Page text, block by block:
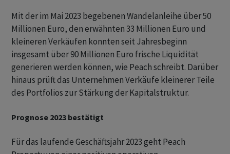
Mit der im Mai 2023 begebenen Wandelanleihe über 50
Millionen Euro, den erwähnten 33 Millionen Euro und
kleineren Verkäufen konnten seit Jahresbeginn
insgesamt über 90 Millionen Euro frische Liquidität
generieren werden können, wie Peach schreibt. Darüber
hinaus prüft das Unternehmen Verkäufe kleinerer Teile
des Portfolios zur Stärkung der Kapitalstruktur.
Prognose 2023 bestätigt
Für das laufende Geschäftsjahr 2023 geht Peach